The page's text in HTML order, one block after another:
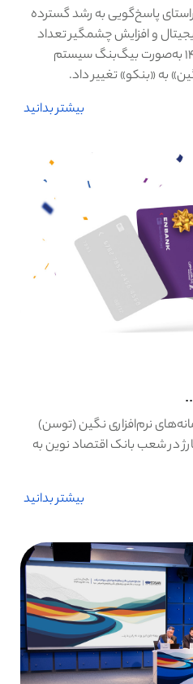
پاسخ‌گویی به رشد گسترده
و افزایش چشمگیر تعداد
مشتریان، در دوم خردادماه ۱۴۰۴ به‌صورت بیگ‌بنگ سیستم
به «بنکو» تغییر داد.
بیشتر بدانید
نرم‌افزاری نگین (توسن)
در شعب بانک اقتصاد نوین به
بیشتر بدانید